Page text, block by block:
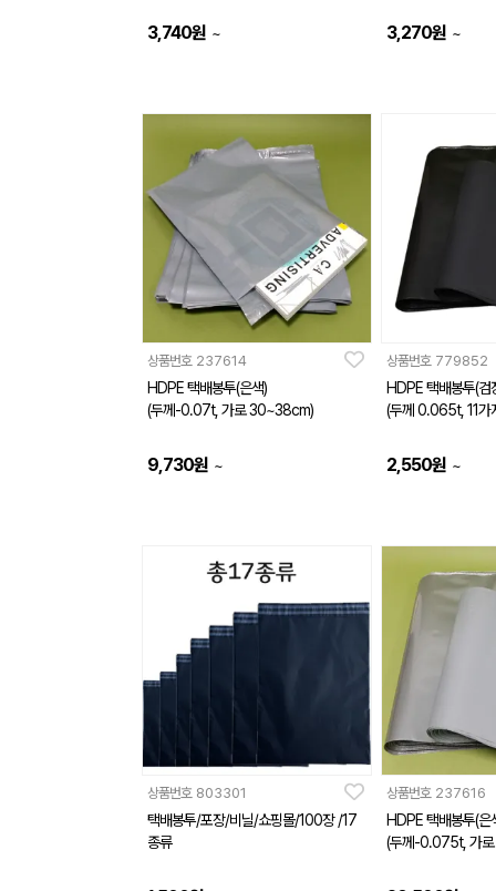
3,740원 ~ 3,270원 ~
상품번호 237614
HDPE 택배봉투(은색)
(두께-0.07t, 가로 30~38cm)
9,730원 ~
상품번호 779852
HDPE 택배봉투(
(두께 0.065t, 11가
2,550원 ~
상품번호 803301
택배봉투/포장/비닐/쇼핑몰/100장 /17
종류
상품번호 237616
HDPE 택배봉투(은
(두께-0.075t, 가